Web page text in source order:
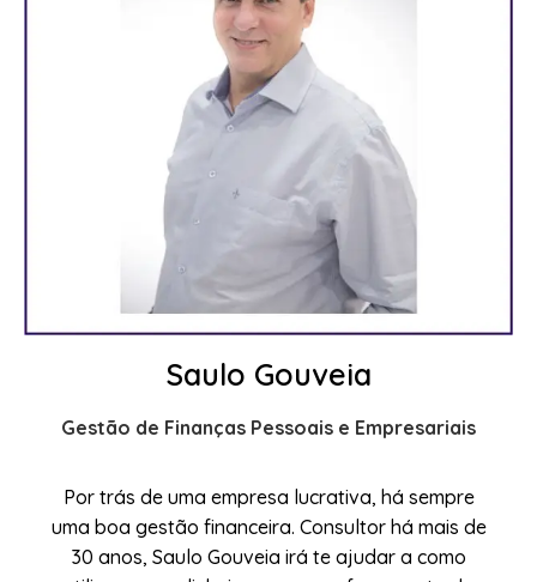
Saulo Gouveia
Gestão de Finanças Pessoais e Empresariais
Por trás de uma empresa lucrativa, há sempre
uma boa gestão financeira. Consultor há mais de
30 anos, Saulo Gouveia irá te ajudar a como